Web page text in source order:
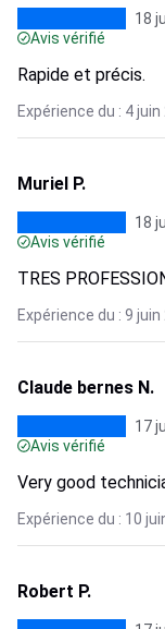
18
Avis vérifié
Rapide et précis.
Expérience du : 4 juin
Muriel P.
18
Avis vérifié
TRES
Expérience du : 9 juin
Claude bernes N.
17
Avis vérifié
Very good
Expérience du : 10
Robert P.